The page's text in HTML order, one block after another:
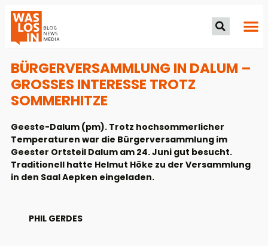
BÜRGERVERSAMMLUNG IN DALUM –
GROSSES INTERESSE TROTZ S
OMMERHITZE
Geeste-Dalum (pm). Trotz hochsommerlicher
Temperaturen war die Bürgerversammlung im
Geester Ortsteil Dalum am 24. Juni gut besucht.
Traditionell hatte Helmut Höke zu der Versammlung
in den Saal Aepken eingeladen.
PHIL GERDES